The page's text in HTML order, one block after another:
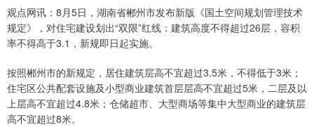
观点网讯：8月5日，湖南省郴州市发布新版《国土空间规划管理技术
规定》，对住宅建设划出“双限”红线：建筑高度不得超过26层，容积
率不得高于3.1，新规即日起实施。
按照郴州市的新规定，居住建筑层高不宜超过3.5米，不得低于3米；
住宅区公共配套设施及小型商业建筑首层层高不宜超过5米，二层及以
上层高不宜超过4.8米；仓储超市、大型商场等集中大型商业的建筑层
高不宜超过8米。